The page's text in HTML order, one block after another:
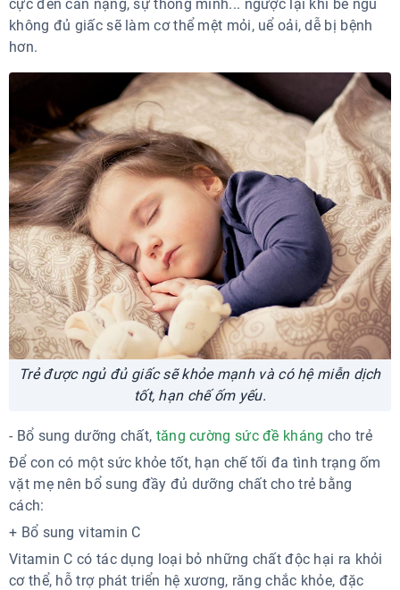
cực đến cân nặng, sự thông minh... ngược lại khi bé ngủ
không đủ giấc sẽ làm cơ thể mệt mỏi, uể oải, dễ bị bệnh
hơn.
Trẻ được ngủ đủ giấc sẽ khỏe mạnh và có hệ miễn dịch
tốt, hạn chế ốm yếu.
- Bổ sung dưỡng chất, tăng cường sức đề kháng cho trẻ
Để con có một sức khỏe tốt, hạn chế tối đa tình trạng ốm
vặt mẹ nên bổ sung đầy đủ dưỡng chất cho trẻ bằng
cách:
+ Bổ sung vitamin C
Vitamin C có tác dụng loại bỏ những chất độc hại ra khỏi
cơ thể, hỗ trợ phát triển hệ xương, răng chắc khỏe, đặc